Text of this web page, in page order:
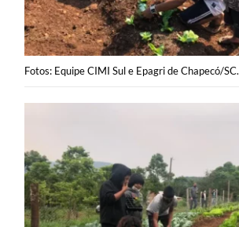
Fotos: Equipe CIMI Sul e Epagri de Chapecó/SC.